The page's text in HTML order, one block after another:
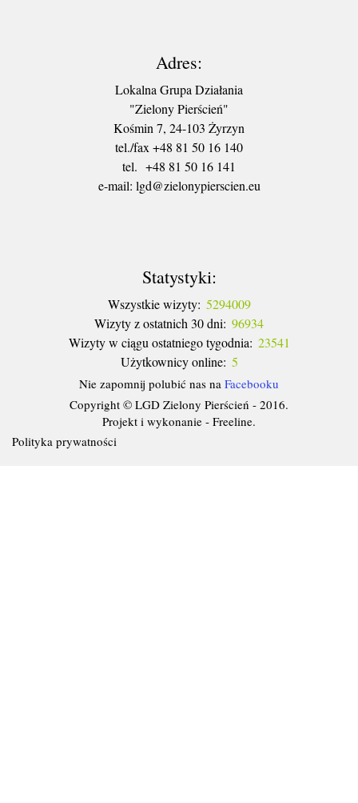
Adres:
Lokalna Grupa Działania
"Zielony Pierścień"
Kośmin 7, 24-103 Żyrzyn
tel./fax +48 81 50 16 140
tel. +48 81 50 16 141
​e-mail: lgd@zielonypierscien.eu
Statystyki:
Wszystkie wizyty: 5294009
Wizyty z ostatnich 30 dni: 96934
Wizyty w ciągu ostatniego tygodnia: 23541
Użytkownicy online: 5
Nie zapomnij polubić nas na Facebooku
Copyright © LGD Zielony Pierścień - 2016.
Projekt i wykonanie - Freeline.
Polityka prywatności